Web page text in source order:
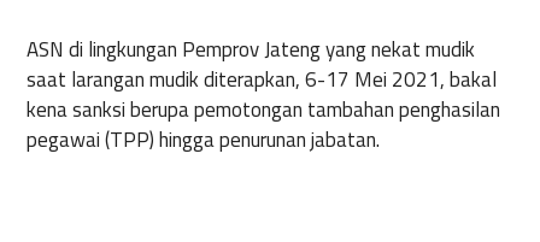
ASN di lingkungan Pemprov Jateng yang nekat mudik
saat larangan mudik diterapkan, 6-17 Mei 2021, bakal
kena sanksi berupa pemotongan tambahan penghasilan
pegawai (TPP) hingga penurunan jabatan.